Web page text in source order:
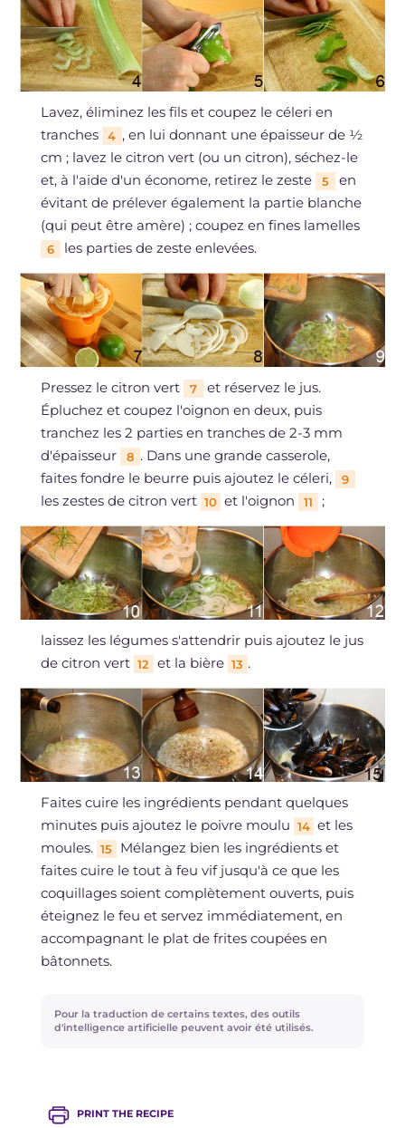
Lavez, éliminez les fils et coupez le céleri en
tranches
4 , en lui donnant une épaisseur de ½
cm ; lavez le citron vert (ou un citron), séchez-le
et, à l'aide d'un économe, retirez le zeste
5
en
évitant de prélever également la partie blanche
(qui peut être amère) ; coupez en fines lamelles
6 les parties de zeste enlevées.
Pressez le citron vert 7
et réservez le jus.
Épluchez et coupez l'oignon en deux, puis
tranchez les 2 parties en tranches de 2-3 mm
d'épaisseur
8 . Dans une grande casserole,
faites fondre le beurre puis ajoutez le céleri,
9
les zestes de citron vert 10 et l'oignon 11 ;
laissez les légumes s'attendrir puis ajoutez le jus
de citron vert 12 et la bière 13 .
Faites cuire les ingrédients pendant quelques
minutes puis ajoutez le poivre moulu 14 et les
moules. 15
Mélangez bien les ingrédients et
faites cuire le tout à feu vif jusqu'à ce que les
coquillages soient complètement ouverts, puis
éteignez le feu et servez immédiatement, en
accompagnant le plat de frites coupées en
bâtonnets.
Pour la traduction de certains textes, des outils
d'intelligence artificielle peuvent avoir été utilisés.
PRINT THE RECIPE